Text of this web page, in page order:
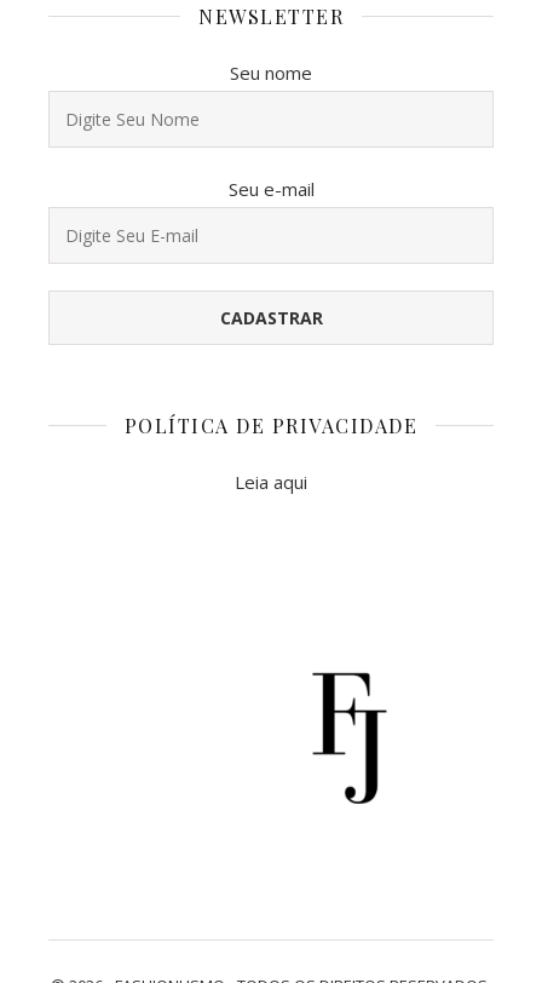
NEWSLETTER
Seu nome
Seu e-mail
POLÍTICA DE PRIVACIDADE
Leia aqui